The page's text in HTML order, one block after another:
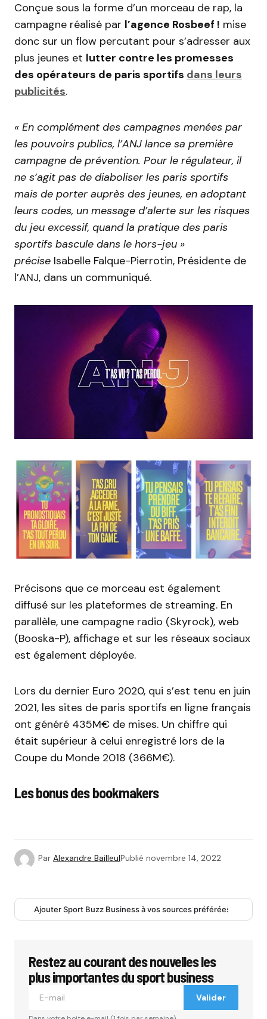
Conçue sous la forme d’un morceau de rap, la
campagne réalisé par l’agence Rosbeef ! mise
donc sur un flow percutant pour s’adresser aux
plus jeunes et lutter contre les promesses
des opérateurs de paris sportifs dans leurs
publicités.
« En complément des campagnes menées par
les pouvoirs publics, l’ANJ lance sa première
campagne de prévention. Pour le régulateur, il
ne s’agit pas de diaboliser les paris sportifs
mais de porter auprès des jeunes, en adoptant
leurs codes, un message d’alerte sur les risques
du jeu excessif, quand la pratique des paris
sportifs bascule dans le hors-jeu »
précise Isabelle Falque-Pierrotin, Présidente de
l’ANJ, dans un communiqué.
Précisons que ce morceau est également
diffusé sur les plateformes de streaming. En
parallèle, une campagne radio (Skyrock), web
(Booska-P), affichage et sur les réseaux sociaux
est également déployée.
Lors du dernier Euro 2020, qui s’est tenu en juin
2021, les sites de paris sportifs en ligne français
ont généré 435M€ de mises. Un chiffre qui
était supérieur à celui enregistré lors de la
Coupe du Monde 2018 (366M€).
Les bonus des bookmakers
Par Alexandre BailleulPublié novembre 14, 2022
Ajouter Sport Buzz Business à vos sources préférées
Restez au courant des nouvelles les
plus importantes du sport business
Valider